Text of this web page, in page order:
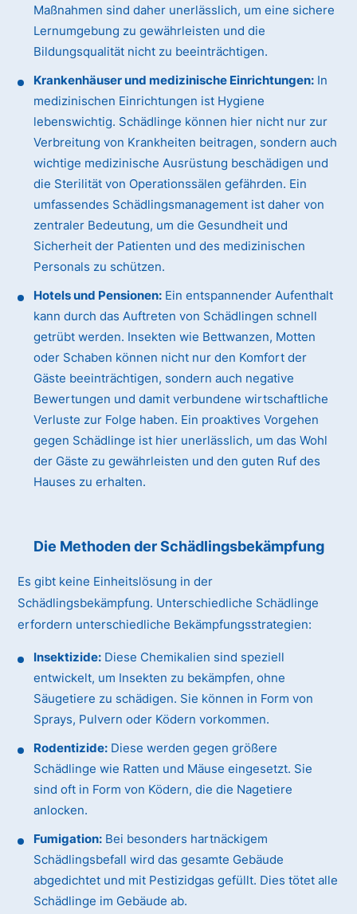
Maßnahmen sind daher unerlässlich, um eine sichere
Lernumgebung zu gewährleisten und die
Bildungsqualität nicht zu beeinträchtigen.
Krankenhäuser und medizinische Einrichtungen: In
medizinischen Einrichtungen ist Hygiene
lebenswichtig. Schädlinge können hier nicht nur zur
Verbreitung von Krankheiten beitragen, sondern auch
wichtige medizinische Ausrüstung beschädigen und
die Sterilität von Operationssälen gefährden. Ein
umfassendes Schädlingsmanagement ist daher von
zentraler Bedeutung, um die Gesundheit und
Sicherheit der Patienten und des medizinischen
Personals zu schützen.
Hotels und Pensionen: Ein entspannender Aufenthalt
kann durch das Auftreten von Schädlingen schnell
getrübt werden. Insekten wie Bettwanzen, Motten
oder Schaben können nicht nur den Komfort der
Gäste beeinträchtigen, sondern auch negative
Bewertungen und damit verbundene wirtschaftliche
Verluste zur Folge haben. Ein proaktives Vorgehen
gegen Schädlinge ist hier unerlässlich, um das Wohl
der Gäste zu gewährleisten und den guten Ruf des
Hauses zu erhalten.
Die Methoden der Schädlingsbekämpfung
Es gibt keine Einheitslösung in der
Schädlingsbekämpfung. Unterschiedliche Schädlinge
erfordern unterschiedliche Bekämpfungsstrategien:
Insektizide: Diese Chemikalien sind speziell
entwickelt, um Insekten zu bekämpfen, ohne
Säugetiere zu schädigen. Sie können in Form von
Sprays, Pulvern oder Ködern vorkommen.
Rodentizide: Diese werden gegen größere
Schädlinge wie Ratten und Mäuse eingesetzt. Sie
sind oft in Form von Ködern, die die Nagetiere
anlocken.
Fumigation: Bei besonders hartnäckigem
Schädlingsbefall wird das gesamte Gebäude
abgedichtet und mit Pestizidgas gefüllt. Dies tötet alle
Schädlinge im Gebäude ab.